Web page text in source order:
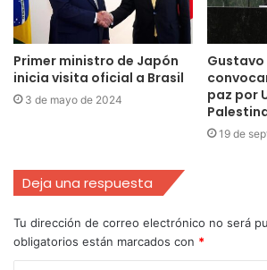
Primer ministro de Japón
inicia visita oficial a Brasil
3 de mayo de 2024
paz por
19 de
Deja una respuesta
Tu dirección de correo electrónico no será
obligatorios están marcados con *